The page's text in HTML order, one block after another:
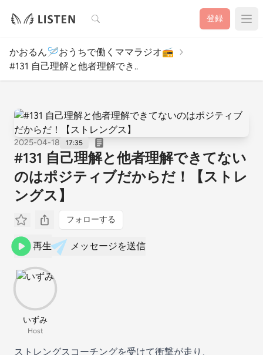
検索 登録
かおるん🪡おうちで働くママラジオ📻
#131 自己理解と他者理解でき..
2025-04-18 17:35
#131 自己理解と他者理解できてない
のはポジティブだからだ！【ストレ
ングス】
フォローする
再生 メッセージを送信
いずみ
Host
ストレングスコーチングを受けて衝撃が走り、